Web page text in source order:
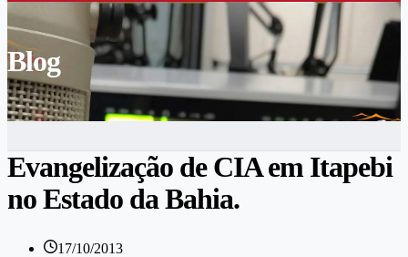
Blog
Evangelização de CIA em Itapebi
no Estado da Bahia.
17/10/2013